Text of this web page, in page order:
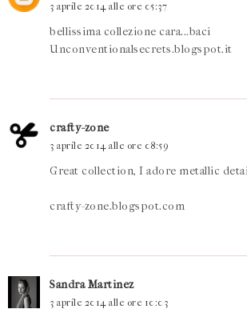
3 aprile 2014 alle ore 05:37
bellissima collezione cara...baci
Unconventionalsecrets.blogspot.it
crafty-zone
3 aprile 2014 alle ore 08:59
Great collection, I adore metallic
crafty-zone.blogspot.com
Sandra Martinez
3 aprile 2014 alle ore 10:03